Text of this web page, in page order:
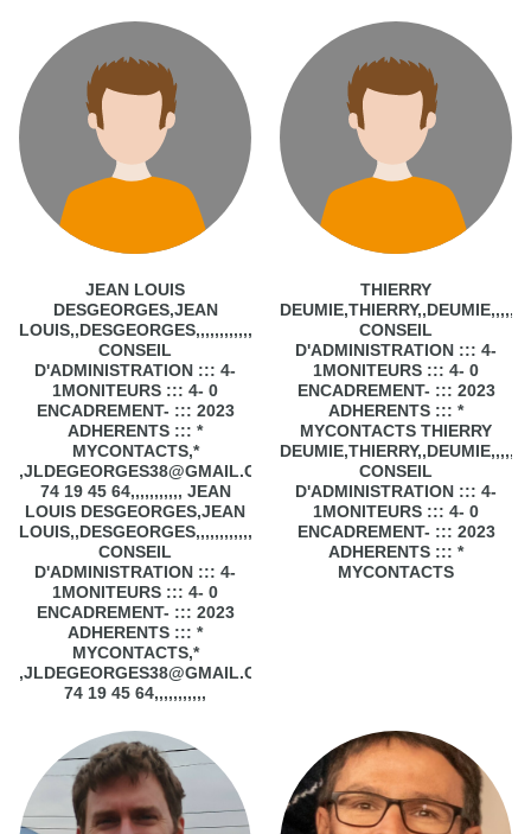
JEAN LOUIS
DESGEORGES,JEAN
LOUIS,,DESGEORGES,,,,,,,,,,,,,,,,,,,,,,,,,2-
CONSEIL
D'ADMINISTRATION ::: 4-
1MONITEURS ::: 4- 0
ENCADREMENT- ::: 2023
ADHERENTS ::: *
MYCONTACTS,*
,JLDEGEORGES38@GMAIL.COM,,,MOBILE,06
74 19 45 64,,,,,,,,,,, JEAN
LOUIS DESGEORGES,JEAN
LOUIS,,DESGEORGES,,,,,,,,,,,,,,,,,,,,,,,,,2-
CONSEIL
D'ADMINISTRATION ::: 4-
1MONITEURS ::: 4- 0
ENCADREMENT- ::: 2023
ADHERENTS ::: *
MYCONTACTS,*
,JLDEGEORGES38@GMAIL.COM,,,MOBILE,06
74 19 45 64,,,,,,,,,,,
THIERRY
CONSEIL
D'ADMINISTRATION ::: 4-
1MONITEURS ::: 4- 0
ENCADREMENT- ::: 2023
ADHERENTS ::: *
MYCONTACTS THIERRY
CONSEIL
D'ADMINISTRATION ::: 4-
1MONITEURS ::: 4- 0
ENCADREMENT- ::: 2023
ADHERENTS ::: *
MYCONTACTS